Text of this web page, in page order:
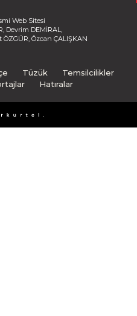
Web Sitesi
Devrim DEMİRAL,
Özcan ÇALIŞKAN
Tüzük
Temsilcilikler
Hatıralar